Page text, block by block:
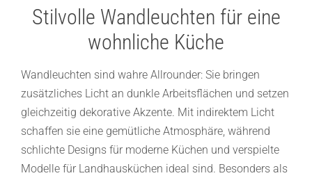
Stilvolle Wandleuchten für eine
wohnliche Küche
Wandleuchten sind wahre Allrounder: Sie bringen
zusätzliches Licht an dunkle Arbeitsflächen und setzen
gleichzeitig dekorative Akzente. Mit indirektem Licht
schaffen sie eine gemütliche Atmosphäre, während
schlichte Designs für moderne Küchen und verspielte
Modelle für Landhausküchen ideal sind. Besonders als